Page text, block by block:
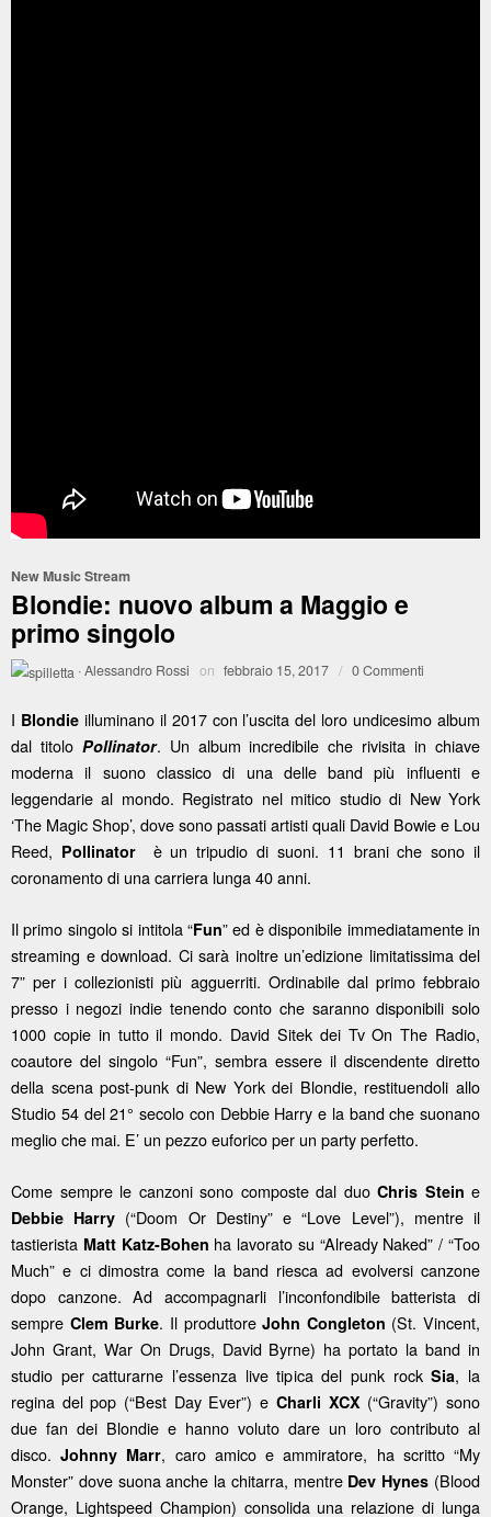
New Music Stream
Blondie: nuovo album a Maggio e
primo singolo
·Alessandro Rossi on febbraio 15, 2017 / 0 Commenti
I Blondieilluminano il 2017 con l’uscita del loro undicesimo album
dal titolo Pollinator. Un album incredibile che rivisita in chiave
moderna il suono classico di una delle band più influenti e
leggendarie al mondo. Registrato nel mitico studio di New York
‘The Magic Shop’, dove sono passati artisti quali David Bowie e Lou
Reed, Pollinatorè un tripudio di suoni. 11 brani che sono il
coronamento di una carriera lunga 40 anni.
Il primo singolo si intitola “Fun” ed è disponibile immediatamente in
streaming e download. Ci sarà inoltre un’edizione limitatissima del
7” per i collezionisti più agguerriti. Ordinabile dal primo febbraio
presso i negozi indie tenendo conto che saranno disponibili solo
1000 copie in tutto il mondo. David Sitek dei Tv On The Radio,
coautore del singolo “Fun”, sembra essere il discendente diretto
della scena post-punk di New York dei Blondie, restituendoli allo
Studio 54 del 21° secolo con Debbie Harry e la band che suonano
meglio che mai. E’ un pezzo euforico per un party perfetto.
Come sempre le canzoni sono composte dal duo Chris Stein e
Debbie Harry (“Doom Or Destiny” e “Love Level”), mentre il
tastierista Matt Katz-Bohen ha lavorato su “Already Naked” / “Too
Much” e ci dimostra come la band riesca ad evolversi canzone
dopo canzone. Ad accompagnarli l’inconfondibile batterista di
sempre Clem Burke. Il produttoreJohn Congleton (St. Vincent,
John Grant, War On Drugs, David Byrne) ha portato la band in
studio per catturarne l’essenza live tipica del punk rockSia, la
regina del pop (“Best Day Ever”) e Charli XCX(“Gravity”) sono
due fan dei Blondie e hanno voluto dare un loro contributo al
disco.Johnny Marr, caro amico e ammiratore, ha scritto “My
Monster” dove suona anche la chitarra, mentre Dev Hynes (Blood
Orange, Lightspeed Champion) consolida una relazione di lunga